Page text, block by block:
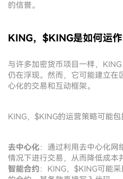
的信誉。
KING，$KING是如何运作
与许多加密货币项目一样，
仍在浮现。然而，它可能建立在
心化的交易和互动框架。
KING，$KING的运营策略可能包
去中心化：通过利用去中心化网
情况下进行交易，从而降低成本
智能合约：KING，$KING可能